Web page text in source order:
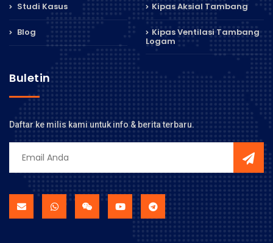
Studi Kasus
Blog
Kipas Aksial Tambang
Kipas Ventilasi Tambang
Logam
Buletin
Daftar ke milis kami untuk info & berita terbaru.